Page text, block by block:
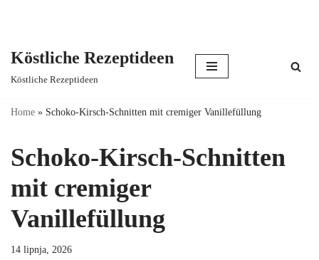
content
Köstliche Rezeptideen
Köstliche Rezeptideen
Home » Schoko-Kirsch-Schnitten mit cremiger Vanillefüllung
Schoko-Kirsch-Schnitten
mit cremiger
Vanillefüllung
14 lipnja, 2026